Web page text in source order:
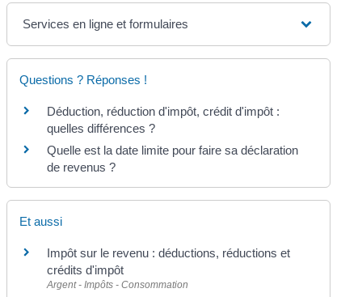
Services en ligne et formulaires
Questions ? Réponses !
Déduction, réduction d'impôt, crédit d'impôt :
quelles différences ?
Quelle est la date limite pour faire sa déclaration
de revenus ?
Et aussi
Impôt sur le revenu : déductions, réductions et
crédits d'impôt
Argent - Impôts - Consommation